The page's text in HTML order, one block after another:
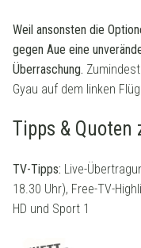
Weil ansonsten die
gegen Aue eine
Überraschung.
Gyau auf dem linken
Tipps & Quoten
TV-Tipps: Live-
18.30 Uhr), Free-TV-
HD und Sport 1